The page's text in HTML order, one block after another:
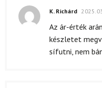
K. Richárd
Az ár-érték
készletet
sífutni, nem